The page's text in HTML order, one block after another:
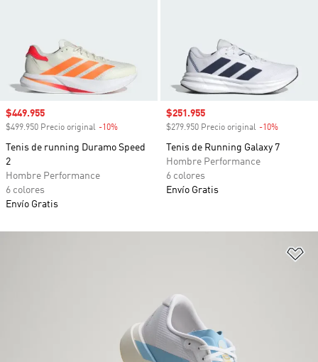
Precio de venta
$449.955
$499.950 Precio original -10%
Tenis de running Duramo Speed
2
Hombre Performance
6 colores
Envío Gratis
Precio de venta
$251.955
$279.950 Precio original -10%
Tenis de Running Galaxy 7
Hombre Performance
6 colores
Envío Gratis